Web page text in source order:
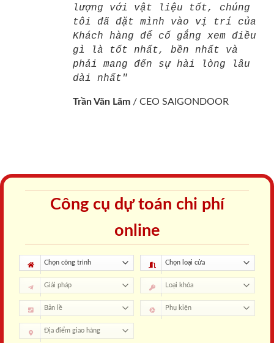
lượng với vật liệu tốt, chúng
tôi đã đặt mình vào vị trí của
Khách hàng để cố gắng xem điều
gì là tốt nhất, bền nhất và
phải mang đến sự hài lòng lâu
dài nhất"
Trần Văn Lãm / CEO SAIGONDOOR
Công cụ dự toán chi phí
online